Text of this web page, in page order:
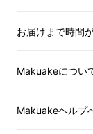
層引き立て
四神
お届けまで時間
Makuakeについ
Makuakeヘルプ